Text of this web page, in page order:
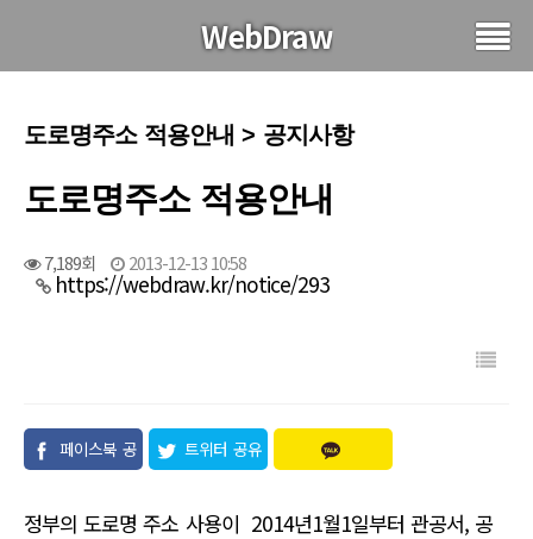
WebDraw
도로명주소 적용안내 > 공지사항
도로명주소 적용안내
7,189회 2013-12-13 10:58
https://webdraw.kr/notice/293
페이스북 공
트위터 공유
정부의 도로명 주소 사용이 2014년1월1일부터 관공서, 공